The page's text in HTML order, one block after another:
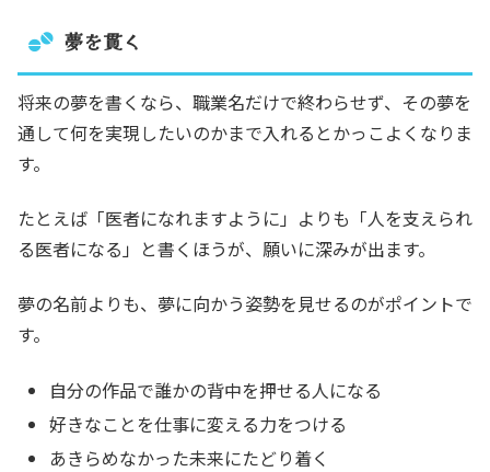
夢を貫く
将来の夢を書くなら、職業名だけで終わらせず、その夢を
通して何を実現したいのかまで入れるとかっこよくなりま
す。
たとえば「医者になれますように」よりも「人を支えられ
る医者になる」と書くほうが、願いに深みが出ます。
夢の名前よりも、夢に向かう姿勢を見せるのがポイントで
す。
自分の作品で誰かの背中を押せる人になる
好きなことを仕事に変える力をつける
あきらめなかった未来にたどり着く